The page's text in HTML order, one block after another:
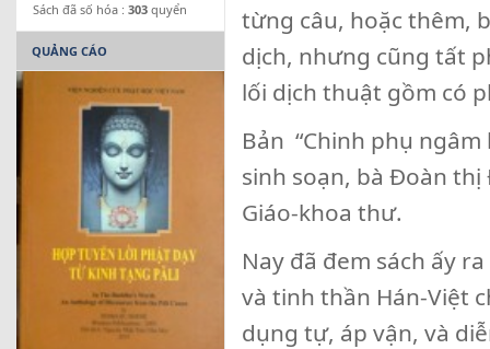
từng câu, hoặc thêm,
dịch, nhưng cũng tất
lối dịch thuật gồm có
Bản “Chinh phụ
sinh soạn, bà Đoàn thị
Giáo-khoa thư.
Nay đã đem sách ấy
và tinh thần Hán-Việt
dụng tự, áp vận, và
Sách đã số hóa : 303 quyển
QUẢNG CÁO